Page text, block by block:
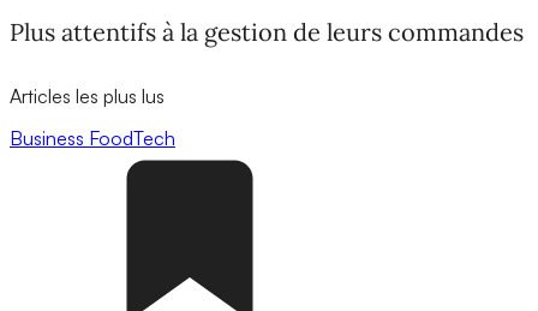
Plus attentifs à la gestion de leurs commandes
Articles les plus lus
Business FoodTech